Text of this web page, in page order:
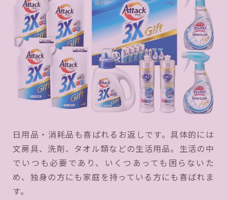
日用品・消耗品も喜ばれるお返しです。具体的には
文房具、洗剤、タオル類などの生活用品。生活の中
でいつも必要であり、いくつあっても困らないた
め、独身の方にも家庭を持っている方にも喜ばれま
す。